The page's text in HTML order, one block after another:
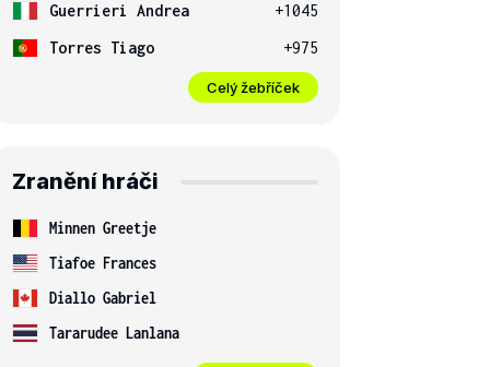
Guerrieri Andrea
+1045
Torres Tiago
+975
Celý žebříček
Zranění hráči
Minnen Greetje
Tiafoe Frances
Diallo Gabriel
Tararudee Lanlana